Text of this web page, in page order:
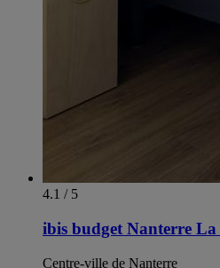
4.1 / 5
ibis budget Nanterre La
Centre-ville de Nanterre